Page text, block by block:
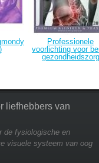
Professionele
voorlichting voor
gezondheidszorg
liefhebbers van
de fysiologische en
visuele systeem van oog